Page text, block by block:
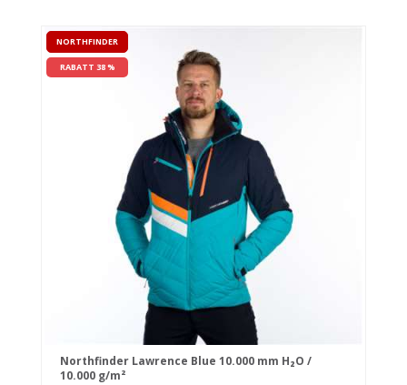
NORTHFINDER
RABATT 38 %
Northfinder Lawrence Blue 10.000 mm H₂O /
10.000 g/m²